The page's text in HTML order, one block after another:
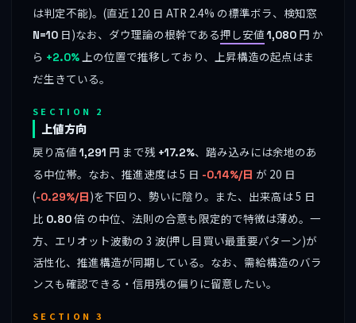
は判定不能)。(直近 120 日 ATR 2.4% の標準ボラ、検知窓
N=10 日)なお、ダウ理論の根幹である押し安値 1,080 円 か
ら +2.0%上の位置で推移しており、上昇構造の起点はま
だ生きている。
SECTION 2
上値方向
戻り高値1,291 円 まで残 +17.2%、踏み込みには余地のあ
る中位帯。なお、推進速度は 5 日 -0.14%/日 が 20 日
(-0.29%/日)を下回り、勢いに陰り。また、出来高は 5 日
比 0.80倍 の中位、法則の合意も限定的で特徴は薄め。一
方、エリオット波動の 3 波(押し目買い最重要パターン)が
活性化、推進構造が同期している。なお、需給構造のバラ
ンスも確認できる・信用残の偏りに留意したい。
SECTION 3